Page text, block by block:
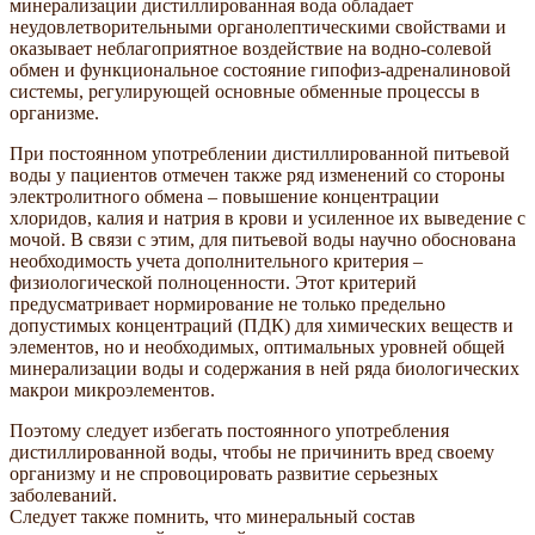
минерализации дистиллированная вода обладает
неудовлетворительными органолептическими свойствами и
оказывает неблагоприятное воздействие на водно-солевой
обмен и функциональное состояние гипофиз-адреналиновой
системы, регулирующей основные обменные процессы в
организме.
При постоянном употреблении дистиллированной питьевой
воды у пациентов отмечен также ряд изменений со стороны
электролитного обмена – повышение концентрации
хлоридов, калия и натрия в крови и усиленное их выведение с
мочой. В связи с этим, для питьевой воды научно обоснована
необходимость учета дополнительного критерия –
физиологической полноценности. Этот критерий
предусматривает нормирование не только предельно
допустимых концентраций (ПДК) для химических веществ и
элементов, но и необходимых, оптимальных уровней общей
минерализации воды и содержания в ней ряда биологических
макрои микроэлементов.
Поэтому следует избегать постоянного употребления
дистиллированной воды, чтобы не причинить вред своему
организму и не спровоцировать развитие серьезных
заболеваний.
Следует также помнить, что минеральный состав